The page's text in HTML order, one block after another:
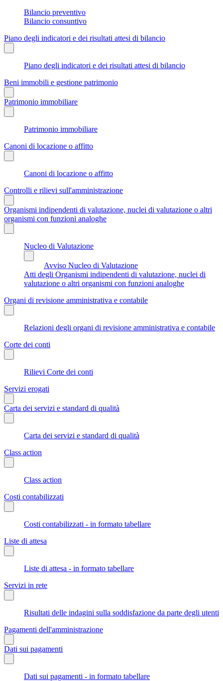
Bilancio preventivo
Bilancio consuntivo
Piano degli indicatori e dei risultati attesi di bilancio
Piano degli indicatori e dei risultati attesi di bilancio
Beni immobili e gestione patrimonio
Patrimonio immobiliare
Patrimonio immobiliare
Canoni di locazione o affitto
Canoni di locazione o affitto
Controlli e rilievi sull'amministrazione
Organismi indipendenti di valutazione, nuclei di valutazione o altri
organismi con funzioni analoghe
Nucleo di Valutazione
Avviso Nucleo di Valutazione
Atti degli Organismi indipendenti di valutazione, nuclei di
valutazione o altri organismi con funzioni analoghe
Organi di revisione amministrativa e contabile
Relazioni degli organi di revisione amministrativa e contabile
Corte dei conti
Rilievi Corte dei conti
Servizi erogati
Carta dei servizi e standard di qualità
Carta dei servizi e standard di qualità
Class action
Class action
Costi contabilizzati
Costi contabilizzati - in formato tabellare
Liste di attesa
Liste di attesa - in formato tabellare
Servizi in rete
Risultati delle indagini sulla soddisfazione da parte degli utenti
Pagamenti dell'amministrazione
Dati sui pagamenti
Dati sui pagamenti - in formato tabellare